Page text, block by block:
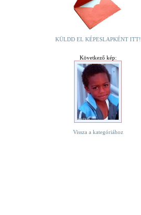
KÜLDD EL KÉPESLAPKÉNT ITT!
Következő kép:
Vissza a kategóriához